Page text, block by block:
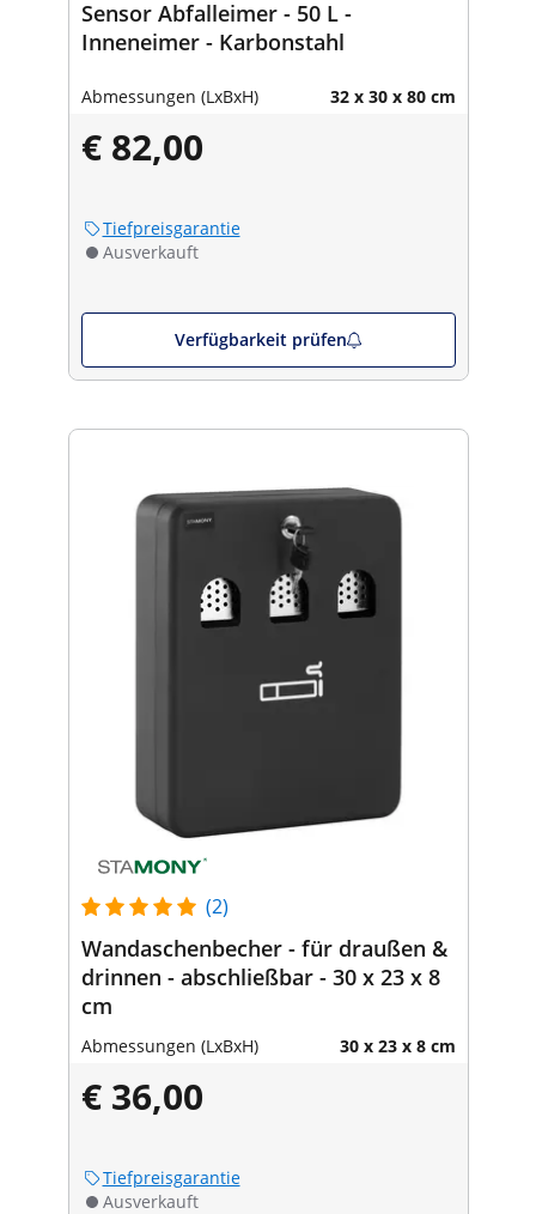
Sensor Abfalleimer - 50 L -
Inneneimer - Karbonstahl
Abmessungen (LxBxH) 32 x 30 x 80 cm
€ 82,00
Tiefpreisgarantie
Ausverkauft
Verfügbarkeit prüfen
(2)
Wandaschenbecher - für draußen &
drinnen - abschließbar - 30 x 23 x 8
cm
Abmessungen (LxBxH) 30 x 23 x 8 cm
€ 36,00
Tiefpreisgarantie
Ausverkauft